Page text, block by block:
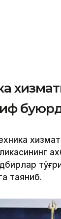
таяниб.